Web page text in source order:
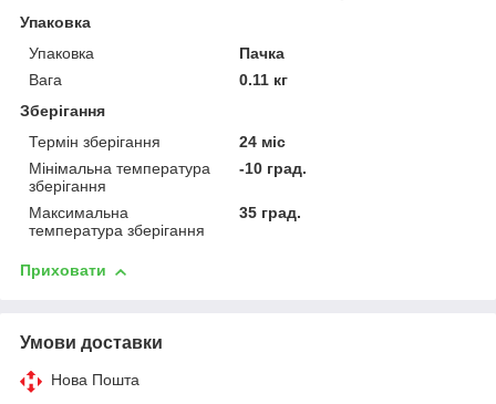
Упаковка
Упаковка
Пачка
Вага
0.11 кг
Зберігання
Термін зберігання
24 міс
Мінімальна температура
зберігання
-10 град.
Максимальна
температура зберігання
35 град.
Приховати
Умови доставки
Нова Пошта